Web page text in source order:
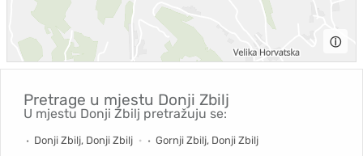
ⓘ
Pretrage u mjestu Donji Zbilj
U mjestu Donji Zbilj pretražuju se:
Donji Zbilj, Donji Zbilj Gornji Zbilj, Donji Zbilj